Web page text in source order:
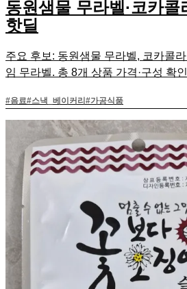
동원샘물 무라벨·코카
핫딜
주요 후보: 동원샘물 무라벨, 코카콜
임 무라벨. 총 8개 상품 가격·구성 확
#음료#스낵_베이커리 #가공식품